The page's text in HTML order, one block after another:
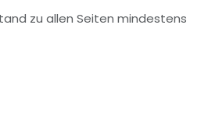
zu allen Seiten mindestens